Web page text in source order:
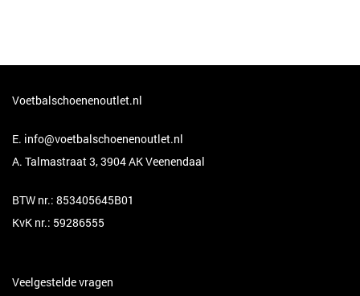
Voetbalschoenenoutlet.nl
E. info@voetbalschoenenoutlet.nl
A. Talmastraat 3, 3904 AK Veenendaal
BTW nr.: 853405645B01
KvK nr.: 59286555
Veelgestelde vragen